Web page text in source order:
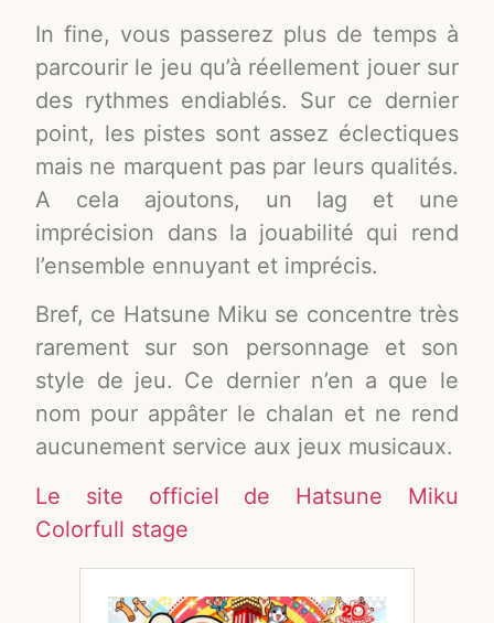
In fine, vous passerez plus de temps à
parcourir le jeu qu’à réellement jouer sur
des rythmes endiablés. Sur ce dernier
point, les pistes sont assez éclectiques
mais ne marquent pas par leurs qualités.
A cela ajoutons, un lag et une
imprécision dans la jouabilité qui rend
l’ensemble ennuyant et imprécis.
Bref, ce Hatsune Miku se concentre très
rarement sur son personnage et son
style de jeu. Ce dernier n’en a que le
nom pour appâter le chalan et ne rend
aucunement service aux jeux musicaux.
Le site officiel de Hatsune Miku
Colorfull stage